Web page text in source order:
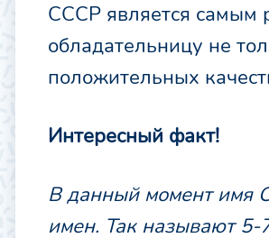
СССР является самым
обладательницу не
положительных
Интересный факт!
В данный момент имя
имен. Так называют 5-